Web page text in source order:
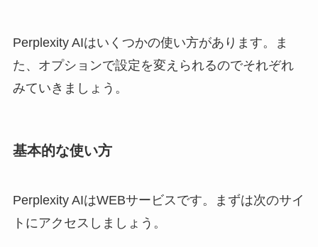
Perplexity AIはいくつかの使い方があります。ま
た、オプションで設定を変えられるのでそれぞれ
みていきましょう。
基本的な使い方
Perplexity AIはWEBサービスです。まずは次のサイ
トにアクセスしましょう。